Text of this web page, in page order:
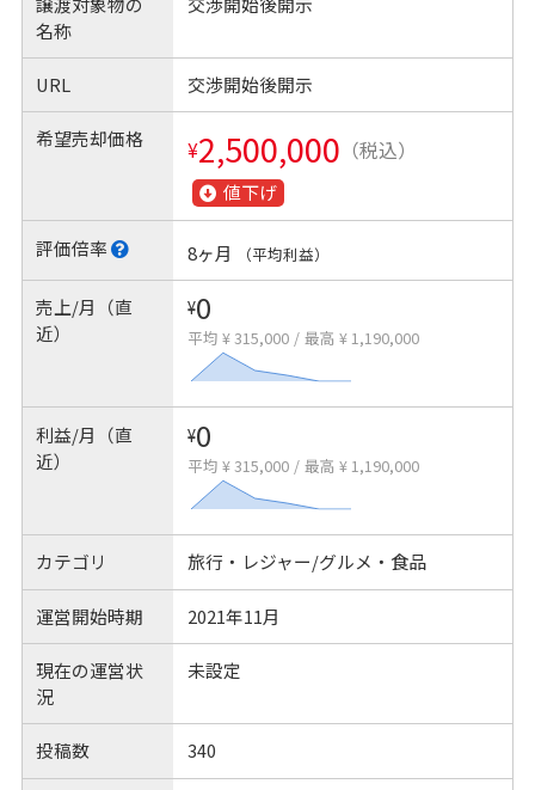
名称
URL 交渉開始後開示
希望売却価格 ¥2,500,000 （税込）
値下げ
評価倍率 8ヶ月 （平均利益）
売上/月（直
近）
¥0
平均 ¥ 315,000 / 最高 ¥ 1,190,000
利益/月（直
近）
¥0
平均 ¥ 315,000 / 最高 ¥ 1,190,000
カテゴリ 旅行・レジャー/グルメ・食品
運営開始時期 2021年11月
現在の運営状
況
未設定
投稿数 340